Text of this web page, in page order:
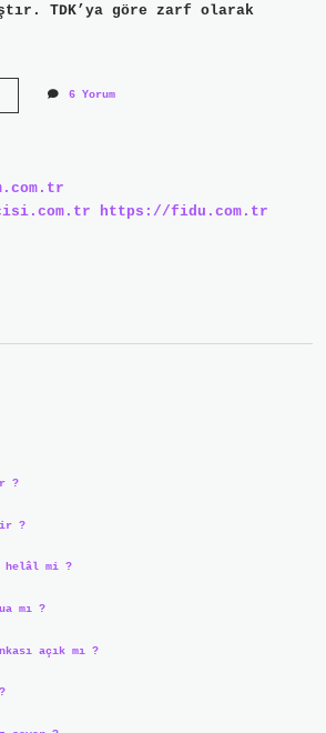
TDK’ya göre zarf olarak
6 Yorum
https://fidu.com.tr
?
?
helâl mi ?
mı ?
açık mı ?